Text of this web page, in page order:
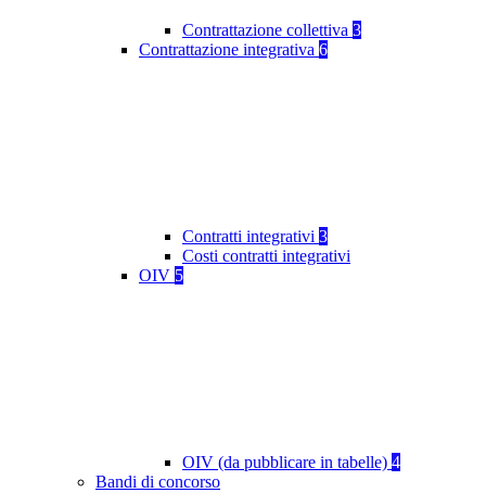
Contrattazione collettiva 3
Contrattazione integrativa 6
Contratti integrativi 3
Costi contratti integrativi
OIV 5
OIV (da pubblicare in tabelle) 4
Bandi di concorso